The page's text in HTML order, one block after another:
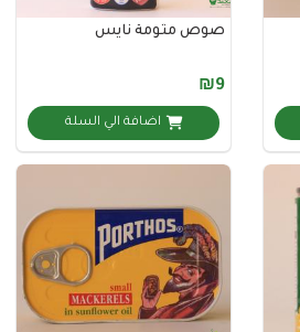
صوص مثومة نايس
اضافة الي السلة